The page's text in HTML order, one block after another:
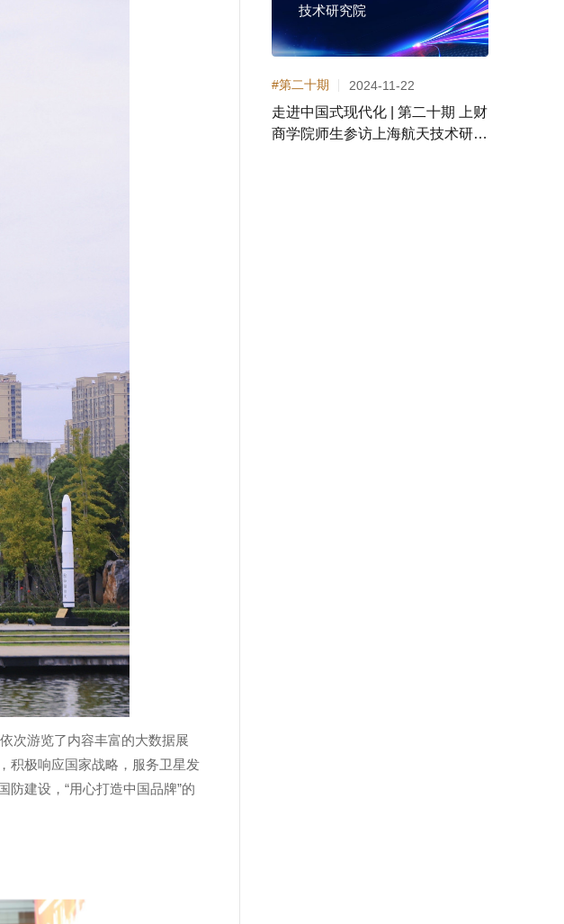
次游览了内容丰富的大数据展
积极响应国家战略，服务卫星发
建设，“用心打造中国品牌”的
技术研究院
#第二十期 2024-11-22
走进中国式现代化 | 第二十期 上财
商学院师生参访上海航天技术研究